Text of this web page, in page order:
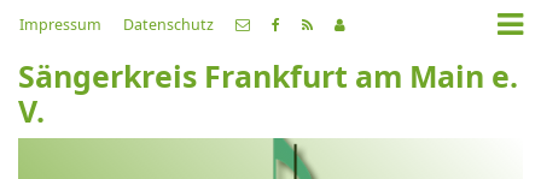
Impressum Datenschutz
Sängerkreis Frankfurt am Main e.
V.